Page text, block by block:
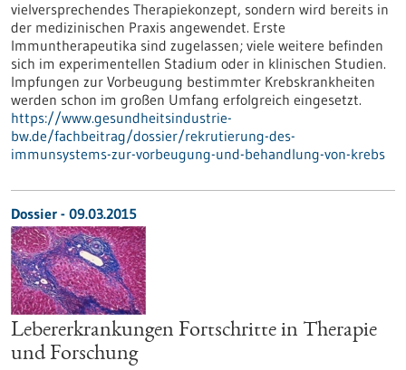
vielversprechendes Therapiekonzept, sondern wird bereits in
der medizinischen Praxis angewendet. Erste
Immuntherapeutika sind zugelassen; viele weitere befinden
sich im experimentellen Stadium oder in klinischen Studien.
Impfungen zur Vorbeugung bestimmter Krebskrankheiten
werden schon im großen Umfang erfolgreich eingesetzt.
https://www.gesundheitsindustrie-
bw.de/fachbeitrag/dossier/rekrutierung-des-
immunsystems-zur-vorbeugung-und-behandlung-von-krebs
Dossier - 09.03.2015
Lebererkrankungen Fortschritte in Therapie
und Forschung